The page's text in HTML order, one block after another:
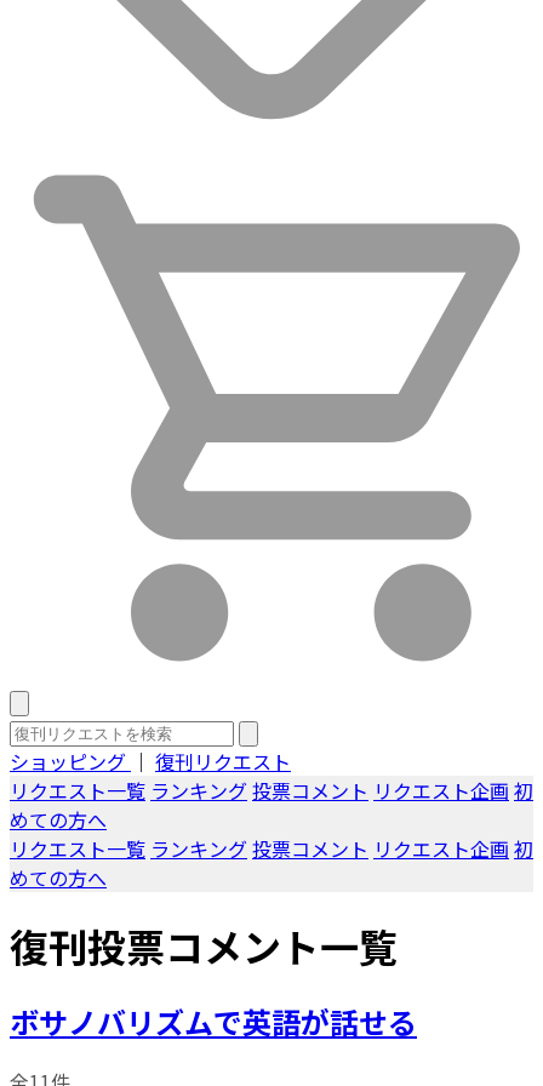
ショッピング ｜ 復刊リクエスト
リクエスト一覧 ランキング投票コメント リクエスト企画 初
めての方へ
リクエスト一覧 ランキング投票コメント リクエスト企画 初
めての方へ
復刊投票コメント一覧
ボサノバリズムで英語が話せる